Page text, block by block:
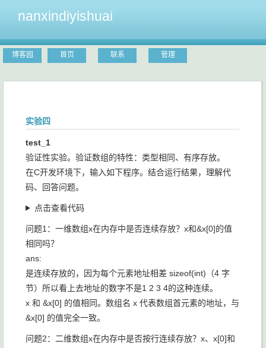
nanxindiyishuai
博客园 首页 联系 管理
实验四
test_1
验证性实验。验证数组的特性：类型相同、有序存放。
在C开发环境下，输入如下程序。结合运行结果，理解代
码、回答问题。
点击查看代码
问题1：一维数组x在内存中是否连续存放？x和&x[0]的值
相同吗？
ans:
是连续存放的，因为每个元素地址相差 sizeof(int)（4 字
节）所以看上去地址的数字不是1 2 3 4的这种连续。
x 和 &x[0] 的值相同。数组名 x 代表数组首元素的地址，与
&x[0] 的值完全一致。
问题2：二维数组x在内存中是否按行连续存放？x、x[0]和